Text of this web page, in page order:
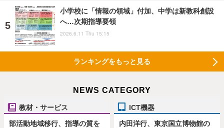
小学校に「情報の領域」付加、中学は新教科創設
へ…次期指導要領
2026.6.11 Thu 15:15
ランキングをもっと見る
NEWS CATEGORY
教材・サービス
部活動地域移行、指導の質を
ICT機器
内田洋行、東京国立博物館の